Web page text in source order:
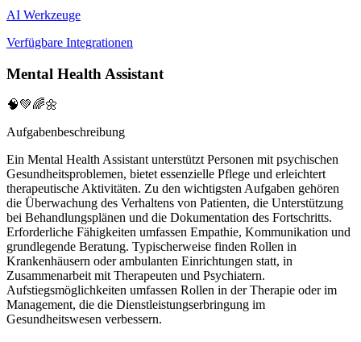
AI Werkzeuge
Verfügbare Integrationen
Mental Health Assistant
🧠💚🌈🌼
Aufgabenbeschreibung
Ein Mental Health Assistant unterstützt Personen mit psychischen
Gesundheitsproblemen, bietet essenzielle Pflege und erleichtert
therapeutische Aktivitäten. Zu den wichtigsten Aufgaben gehören
die Überwachung des Verhaltens von Patienten, die Unterstützung
bei Behandlungsplänen und die Dokumentation des Fortschritts.
Erforderliche Fähigkeiten umfassen Empathie, Kommunikation und
grundlegende Beratung. Typischerweise finden Rollen in
Krankenhäusern oder ambulanten Einrichtungen statt, in
Zusammenarbeit mit Therapeuten und Psychiatern.
Aufstiegsmöglichkeiten umfassen Rollen in der Therapie oder im
Management, die die Dienstleistungserbringung im
Gesundheitswesen verbessern.